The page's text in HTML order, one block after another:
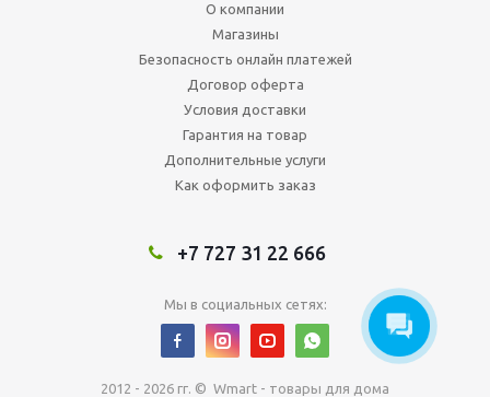
О компании
Магазины
Безопасность онлайн платежей
Договор оферта
Условия доставки
Гарантия на товар
Дополнительные услуги
Как оформить заказ
+7 727 31 22 666
Мы в социальных сетях:
2012 - 2026 гг. © Wmart - товары для дома